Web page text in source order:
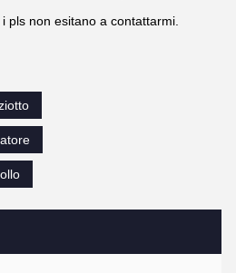
pls non esitano a contattarmi.